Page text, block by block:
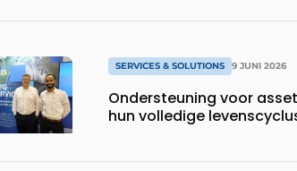
SERVICES & SOLUTIONS 9 JUNI 2026
Ondersteuning voor
hun volledige